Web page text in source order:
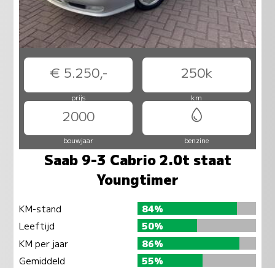
€ 5.250,- 250k
prijs km
2000
bouwjaar benzine
Saab 9-3 Cabrio 2.0t staat
Youngtimer
KM-stand
84%
Leeftijd
50%
KM per jaar
86%
Gemiddeld
55%